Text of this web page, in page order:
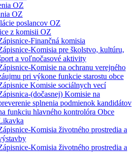
OZ
OZ
poslancov OZ
z komisii OZ
Finančná komisia
Komisia pre školstvo, kultúru,
a voľnočasové aktivity
Komisie na ochranu verejného
pri výkone funkcie starostu obce
Komisie sociálnych vecí
(dočasnej) Komisie na
splnenia podmienok kandidátov
funkciu hlavného kontrolóra Obce
Komisia životného prostredia a
Komisia životného prostredia a